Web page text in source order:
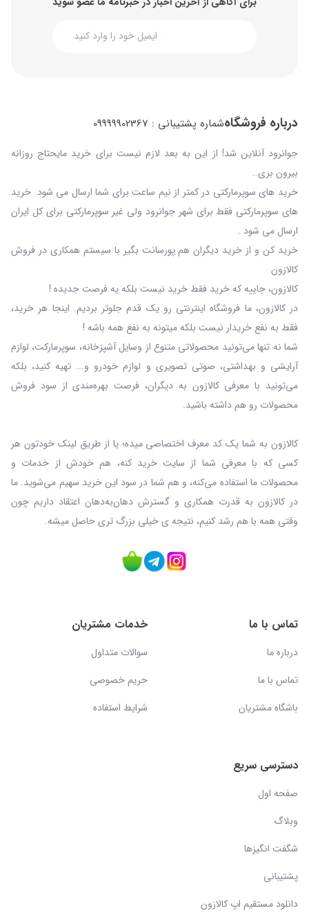
درباره فروشگاهشماره پشتیبانی : 09999902367
جوانرود آنلاین شد! از این به بعد لازم نیست برای خرید مایحتاج روزانه
بیرون بری…
خرید های سوپرمارکتی در کمتر از نیم ساعت برای شما ارسال می شود. خرید
های سوپرمارکتی فقط برای شهر جوانرود ولی غیر سوپرمارکتی برای کل ایران
ارسال می شود .
خرید کن و از خرید دیگران هم پورسانت بگیر با سیستم همکاری در فروش
کالازون
کالازون، جاییه که خرید فقط خرید نیست بلکه یه فرصت جدیده !
در کالازون، ما فروشگاه اینترنتی رو یک قدم جلوتر بردیم. اینجا هر خرید،
فقط به نفع خریدار نیست بلکه میتونه به نفع همه باشه !
شما نه‌ تنها می‌تونید محصولاتی متنوع از وسایل آشپزخانه، سوپرمارکت، لوازم
آرایشی و بهداشتی، صوتی تصویری و لوازم خودرو و... تهیه کنید، بلکه
می‌تونید با معرفی کالازون به دیگران، فرصت بهره‌مندی از سود فروش
محصولات رو هم داشته باشید.
کالازون به شما یک کد معرف اختصاصی میده؛ یا از طریق لینک خودتون هر
کسی که با معرفی شما از سایت خرید کنه، هم خودش از خدمات و
محصولات ما استفاده می‌کنه، و هم شما در سود این خرید سهیم می‌شوید. ما
در کالازون به قدرت همکاری و گسترش دهان‌به‌دهان اعتقاد داریم چون
وقتی همه با هم رشد کنیم، نتیجه ی خیلی بزرگ‌ تری حاصل میشه.
تماس با ما
درباره ما
تماس با ما
باشگاه مشتریان
خدمات مشتریان
سوالات متداول
حریم خصوصی
شرایط استفاده
دسترسی سریع
صفحه اول
وبلاگ
شگفت انگیزها
پشتیبانی
دانلود مستقیم اپ کالازون